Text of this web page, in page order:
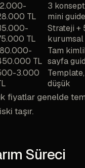
TL
3
mini
TL
Strateji +
TL
Tam
sayfa
3.000
düşük
fiyatlar genelde
taşır.
Süreci